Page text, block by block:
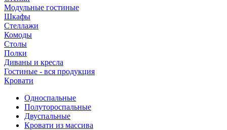
Модульные гостиные
Шкафы
Стеллажи
Комоды
Столы
Полки
Диваны и кресла
Гостиные - вся продукция
Кровати
Односпальные
Полутороспальные
Двуспальные
Кровати из массива